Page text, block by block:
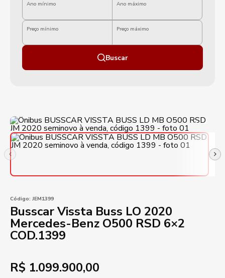
Ano mínimo Ano máximo
Preço mínimo Preço máximo
Buscar
Código: JEM1399
Busscar Vissta Buss LO 2020
Mercedes-Benz O500 RSD 6×2
COD.1399
R$ 1.099.900,00